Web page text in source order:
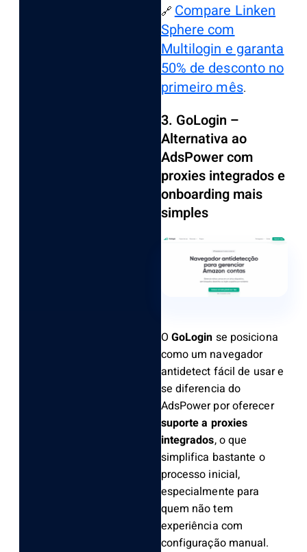
🔗Compare Linken
Sphere com
Multilogin e garanta
50% de desconto no
primeiro mês.
3. GoLogin –
Alternativa ao
AdsPower com
proxies integrados e
onboarding mais
simples
O GoLogin se posiciona
como um navegador
antidetect fácil de usar e
se diferencia do
AdsPower por oferecer
suporte a proxies
integrados, o que
simplifica bastante o
processo inicial,
especialmente para
quem não tem
experiência com
configuração manual.